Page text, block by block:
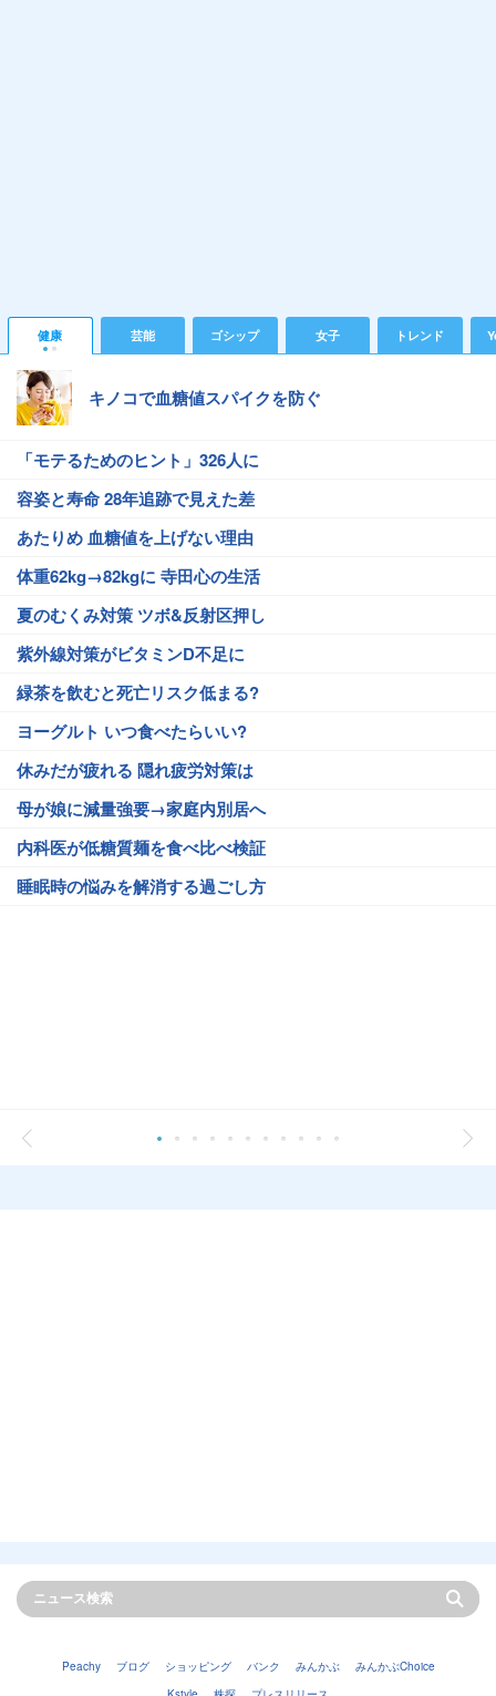
健康 芸能 ゴシップ 女子 トレンド
キノコで血糖値スパイクを防ぐ
「モテるためのヒント」326人に
容姿と寿命 28年追跡で見えた差
あたりめ 血糖値を上げない理由
体重62kg→82kgに 寺田心の生活
夏のむくみ対策 ツボ&反射区押し
紫外線対策がビタミンD不足に
緑茶を飲むと死亡リスク低まる?
ヨーグルト いつ食べたらいい?
休みだが疲れる 隠れ疲労対策は
母が娘に減量強要→家庭内別居へ
内科医が低糖質麺を食べ比べ検証
睡眠時の悩みを解消する過ごし方
Peachy ブログ ショッピング バンク みんかぶ
みんかぶChoice